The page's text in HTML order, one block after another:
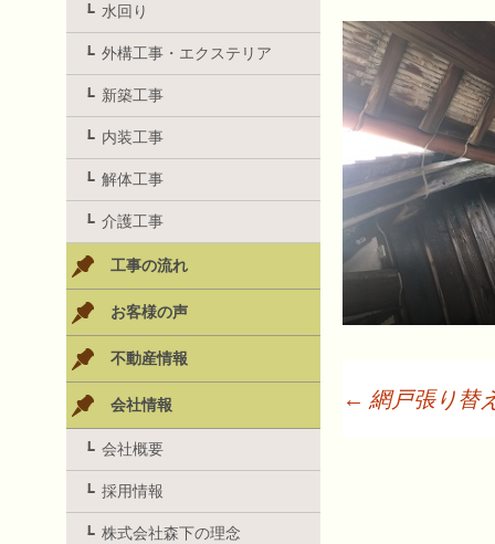
← 網戸張り替
水回り
外構工事・エクステリア
新築工事
内装工事
解体工事
介護工事
工事の流れ
お客様の声
不動産情報
会社情報
会社概要
採用情報
株式会社森下の理念